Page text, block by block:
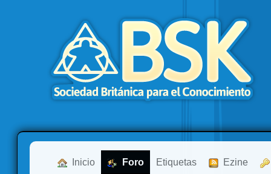
Inicio Foro Etiquetas Ezine